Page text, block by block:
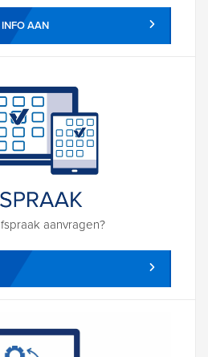
AAN
aanvragen?